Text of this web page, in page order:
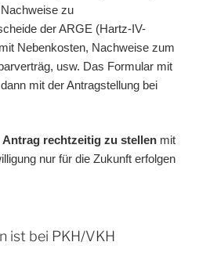
zu
der ARGE (Hartz-IV-
Nebenkosten, Nachweise zum
usw. Das Formular mit
mit der Antragstellung bei
Antrag rechtzeitig zu stellen mit
nur für die Zukunft erfolgen
ist bei PKH/VKH